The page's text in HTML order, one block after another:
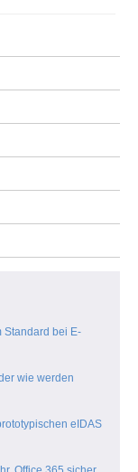
Standard bei E-
wie werden
eIDAS